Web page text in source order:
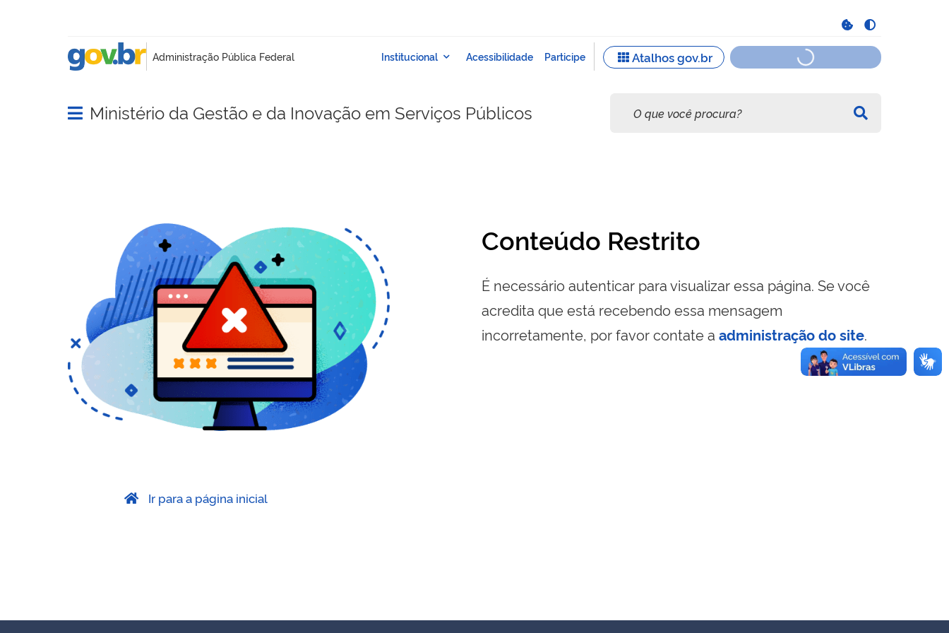
Abrir menu principal de navegação
Ministério da Gestão e da Inovação em Serviços Públicos
Conteúdo Restrito
É necessário autenticar para visualizar essa página. Se você
acredita que está recebendo essa mensagem
incorretamente, por favor contate a administração do site.
Ir para a página inicial